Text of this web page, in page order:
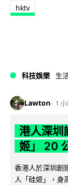
hktv
科技娛樂 生
Lawton 1
港人深圳
姬」 20
香港人於深圳創
人「硅姬」，身